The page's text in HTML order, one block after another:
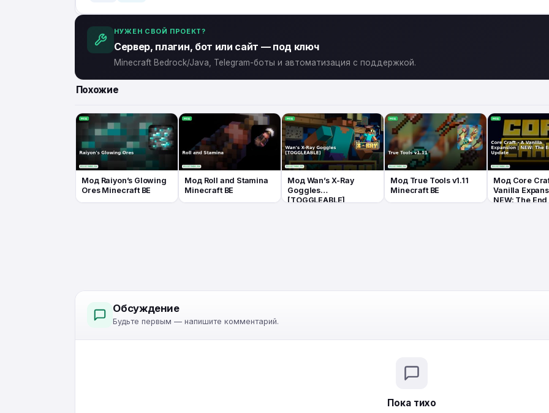
НУЖЕН СВОЙ ПРОЕКТ?
Сервер, плагин, бот или сайт — под ключ
Minecraft Bedrock/Java, Telegram-боты и автоматизация с поддержкой.
Похожие
Мод Raiyon’s Glowing
Ores Minecraft BE
Мод Roll and Stamina
Minecraft BE
Мод Wan’s X-Ray
Goggles
[TOGGLEABLE]
Мод True Tools v1.11
Minecraft BE
Мод Core
Vanilla
NEW: The
Обсуждение
Будьте первым — напишите комментарий.
Пока тихо